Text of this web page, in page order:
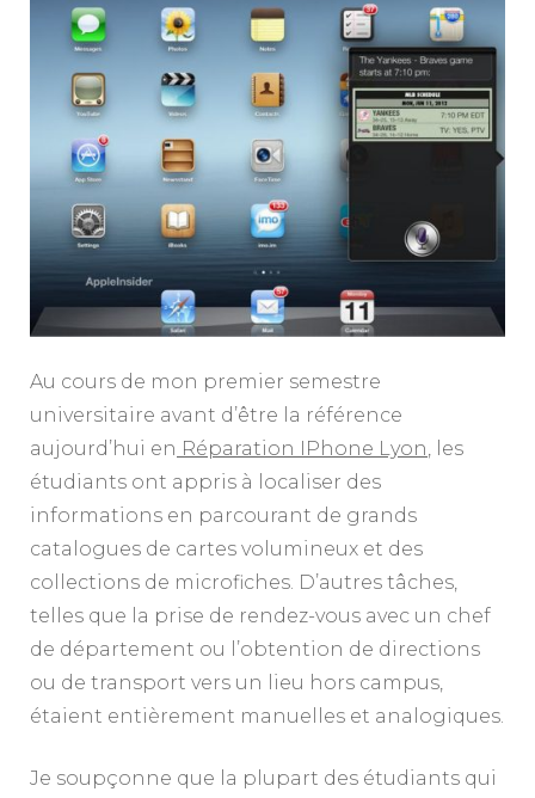
Au cours de mon premier semestre
universitaire avant d’être la référence
aujourd’hui en Réparation IPhone Lyon
, les
étudiants ont appris à localiser des
informations en parcourant de grands
catalogues de cartes volumineux et des
collections de microfiches. D’autres tâches,
telles que la prise de rendez-vous avec un chef
de département ou l’obtention de directions
ou de transport vers un lieu hors campus,
étaient entièrement manuelles et analogiques.
Je soupçonne que la plupart des étudiants qui